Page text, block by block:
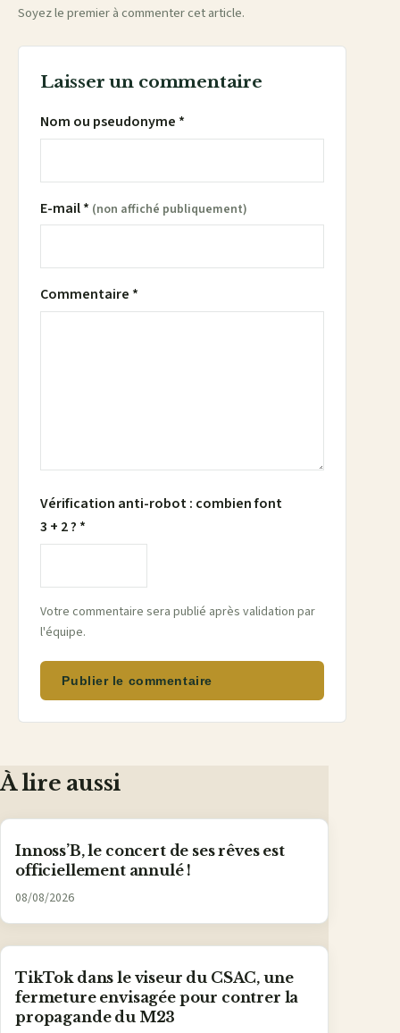
Soyez le premier à commenter cet article.
Laisser un commentaire
Nom ou pseudonyme *
E-mail * (non affiché publiquement)
Commentaire *
Vérification anti-robot : combien font
3 + 2 ? *
Votre commentaire sera publié après validation par
l'équipe.
Publier le commentaire
À lire aussi
Innoss’B, le concert de ses rêves est
officiellement annulé !
08/08/2026
TikTok dans le viseur du CSAC, une
fermeture envisagée pour contrer la
propagande du M23